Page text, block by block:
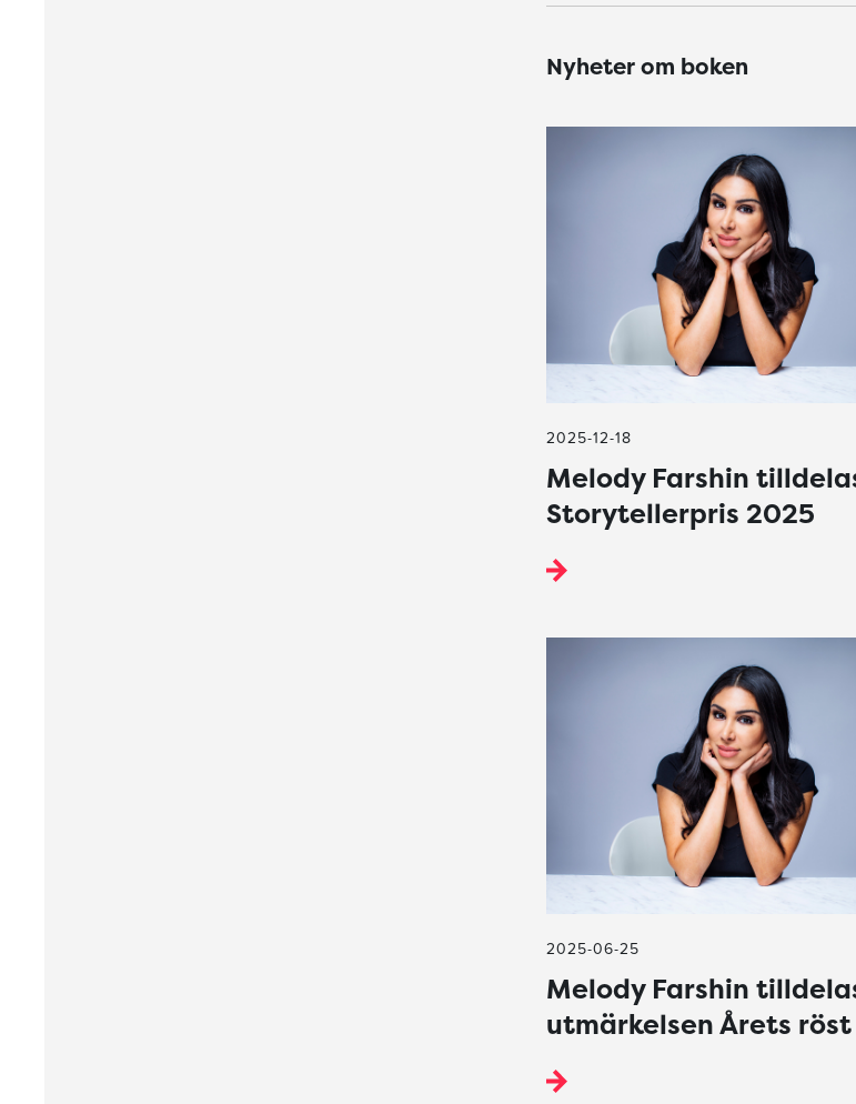
Nyheter om boken
2025-12-18
Melody Farshin
Storytellerpris 2025
2025-06-25
Melody Farshin
utmärkelsen Årets röst